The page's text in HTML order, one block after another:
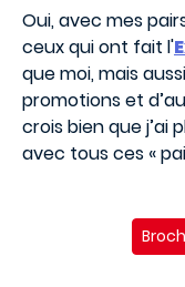
Oui, avec mes
ceux qui ont fait l'
que moi, mais
promotions et
crois bien que j’ai
avec tous ces «